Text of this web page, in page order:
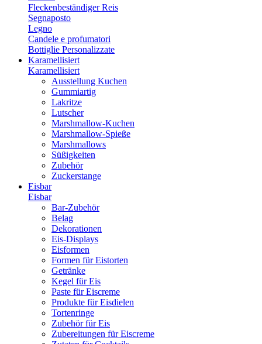
Fleckenbeständiger Reis
Segnaposto
Legno
Candele e profumatori
Bottiglie Personalizzate
Karamellisiert
Karamellisiert
Ausstellung Kuchen
Gummiartig
Lakritze
Lutscher
Marshmallow-Kuchen
Marshmallow-Spieße
Marshmallows
Süßigkeiten
Zubehör
Zuckerstange
Eisbar
Eisbar
Bar-Zubehör
Belag
Dekorationen
Eis-Displays
Eisformen
Formen für Eistorten
Getränke
Kegel für Eis
Paste für Eiscreme
Produkte für Eisdielen
Tortenringe
Zubehör für Eis
Zubereitungen für Eiscreme